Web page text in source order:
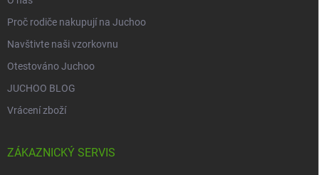
Proč rodiče nakupují na Juchoo
Navštivte naši vzorkovnu
Otestováno Juchoo
JUCHOO BLOG
Vrácení zboží
ZÁKAZNICKÝ SERVIS